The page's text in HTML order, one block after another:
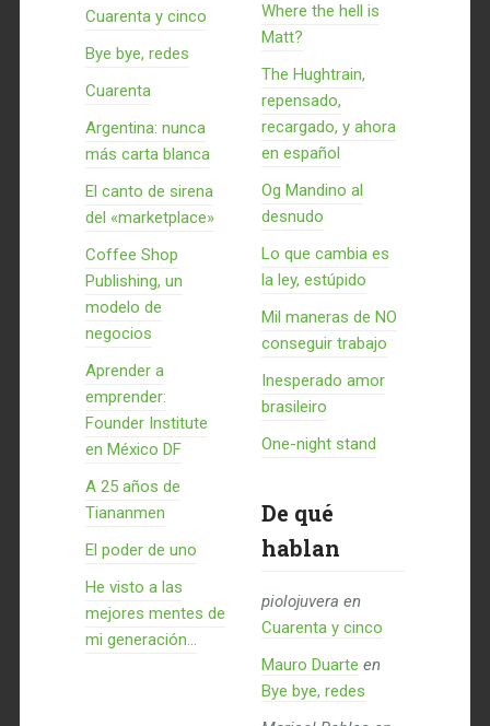
Cuarenta y cinco
Bye bye, redes
Cuarenta
Argentina: nunca
más carta blanca
El canto de sirena
del «marketplace»
Coffee Shop
Publishing, un
modelo de
negocios
Aprender a
emprender:
Founder Institute
en México DF
A 25 años de
Tiananmen
El poder de uno
He visto a las
mejores mentes de
mi generación…
Where the hell is
Matt?
The Hughtrain,
repensado,
recargado, y ahora
en español
Og Mandino al
desnudo
Lo que cambia es
la ley, estúpido
Mil maneras de NO
conseguir trabajo
Inesperado amor
brasileiro
One-night stand
De qué
hablan
piolojuvera en
Cuarenta y cinco
Mauro Duarte en
Bye bye, redes